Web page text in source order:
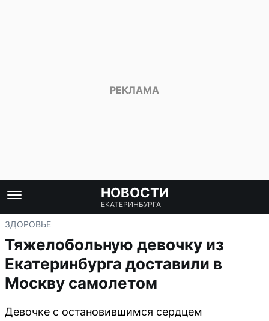
НОВОСТИ
ЕКАТЕРИНБУРГА
ЗДОРОВЬЕ
Тяжелобольную девочку из
Екатеринбурга доставили в
Москву самолетом
Девочке с остановившимся сердцем